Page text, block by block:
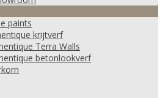
paints
krijtverf
Terra Walls
betonlookverf